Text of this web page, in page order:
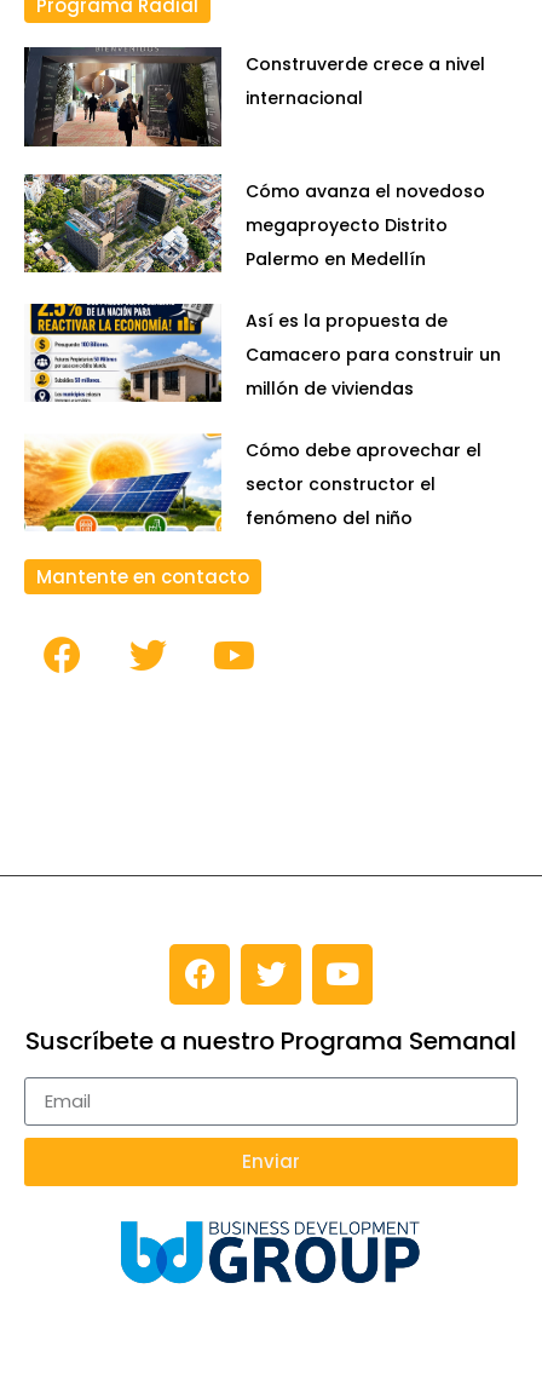
Programa Radial
Construverde crece a nivel
internacional
Cómo avanza el novedoso
megaproyecto Distrito
Palermo en Medellín
Así es la propuesta de
Camacero para construir un
millón de viviendas
Cómo debe aprovechar el
sector constructor el
fenómeno del niño
Mantente en contacto
Suscríbete a nuestro Programa Semanal
Enviar